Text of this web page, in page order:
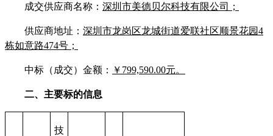
成交供应商名称： 深圳市美德贝尔科技有限公司；
供应商地址： 深圳市龙岗区龙城街道爱联社区顺景花园4
栋如意路474号；
中标（成交）金额： ￥799,590.00元。
二、主要标的信息
技